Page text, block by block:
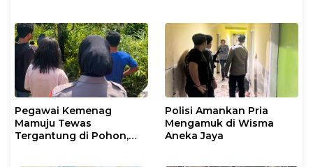
Pegawai Kemenag
Mamuju Tewas
Tergantung di Pohon,
Polisi Amankan Pria
Mengamuk di Wisma
Aneka Jaya